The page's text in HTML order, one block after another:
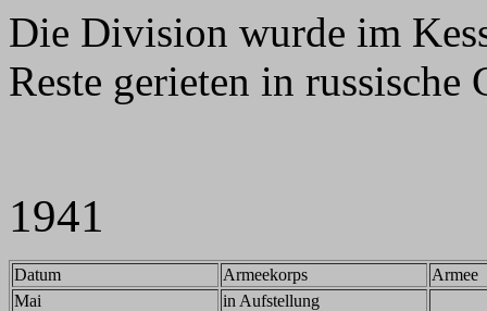
Die Division wurde im
Reste gerieten in russische
1941
Datum Armeekorps
Armee
Mai
in Aufstellung